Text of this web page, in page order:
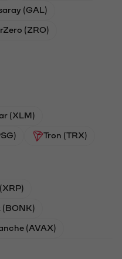
(GAL)
(ZRO)
(XLM)
Tron (TRX)
(BONK)
(AVAX)